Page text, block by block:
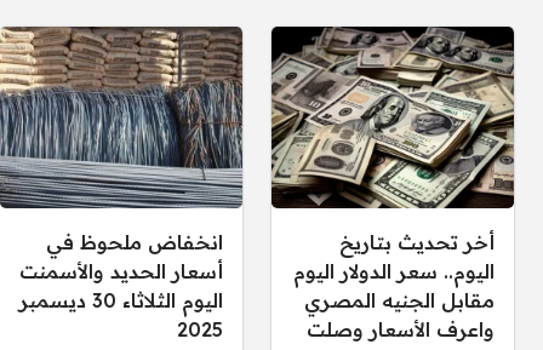
أخر تحديث بتاريخ
اليوم.. سعر الدولار اليوم
مقابل الجنيه المصري
واعرف الأسعار وصلت
انخفاض ملحوظ في
أسعار الحديد والأسمنت
اليوم الثلاثاء 30 ديسمبر
2025